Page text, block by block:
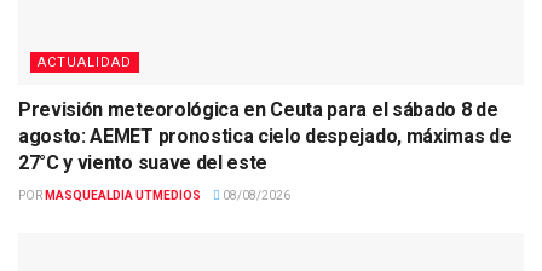
ACTUALIDAD
Previsión meteorológica en Ceuta para el sábado 8 de
agosto: AEMET pronostica cielo despejado, máximas de
27°C y viento suave del este
POR MASQUEALDIA UTMEDIOS 08/08/2026